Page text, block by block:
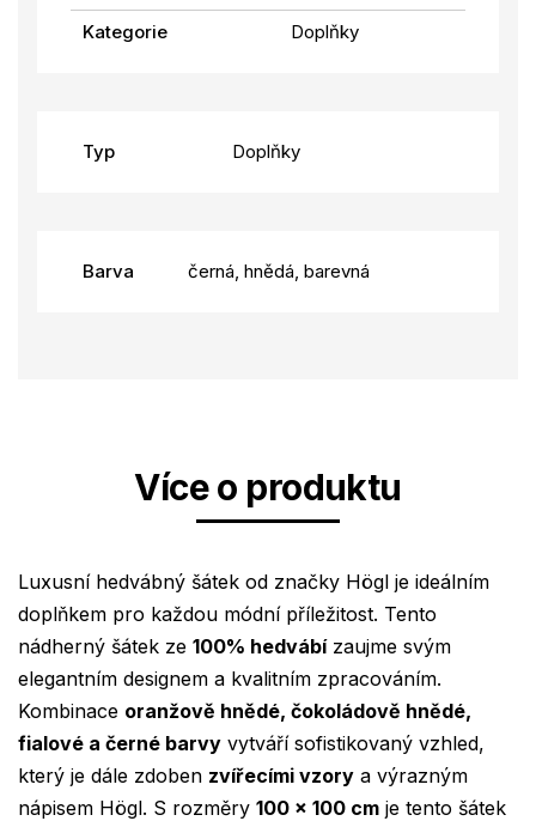
Kategorie
Doplňky
Typ Doplňky
Barva černá, hnědá, barevná
Více o produktu
Luxusní hedvábný šátek od značky Högl je ideálním
doplňkem pro každou módní příležitost. Tento
nádherný šátek ze 100% hedvábízaujme svým
elegantním designem a kvalitním zpracováním.
Kombinace oranžově hnědé, čokoládově hnědé,
fialové a černé barvy vytváří sofistikovaný vzhled,
který je dále zdoben zvířecími vzory a výrazným
nápisem Högl. S rozměry 100 x 100 cm je tento šátek